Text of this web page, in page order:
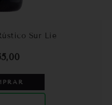
Sur Lie